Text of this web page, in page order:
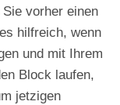
vorher einen
hilfreich, wenn
und mit Ihrem
Block laufen,
jetzigen